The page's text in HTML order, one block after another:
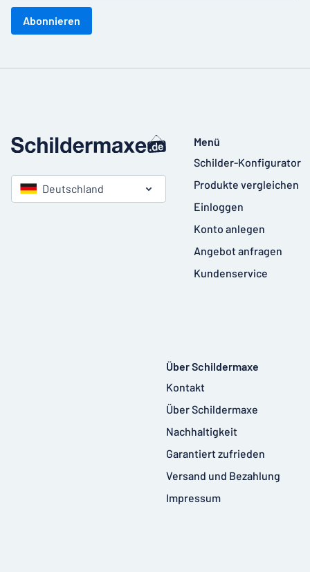
Abonnieren
Deutschland
Menü
Schilder-Konfigurator
Produkte vergleichen
Einloggen
Konto anlegen
Angebot anfragen
Kundenservice
Über Schildermaxe
Kontakt
Über Schildermaxe
Nachhaltigkeit
Garantiert zufrieden
Versand und Bezahlung
Impressum